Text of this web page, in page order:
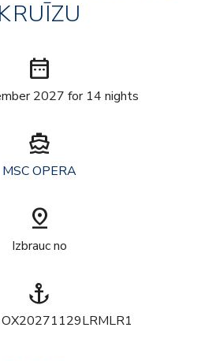
KRUĪZU
date_range
2027 for 14 nights
directions_boat
MSC OPERA
pin_drop
Izbrauc no
anchor
OX20271129LRMLR1